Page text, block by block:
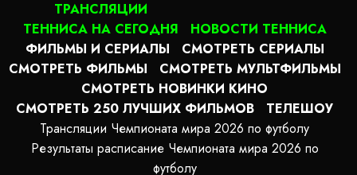
ТРАНСЛЯЦИИ
ТЕННИСА НА СЕГОДНЯ
НОВОСТИ ТЕННИСА
ФИЛЬМЫ И СЕРИАЛЫ
СМОТРЕТЬ СЕРИАЛЫ
СМОТРЕТЬ ФИЛЬМЫ
СМОТРЕТЬ МУЛЬТФИЛЬМЫ
СМОТРЕТЬ НОВИНКИ КИНО
СМОТРЕТЬ 250 ЛУЧШИХ ФИЛЬМОВ
ТЕЛЕШОУ
Трансляции Чемпионата мира 2026 по футболу
Результаты расписание Чемпионата мира 2026 по
футболу